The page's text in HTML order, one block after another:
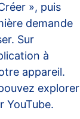
», puis
demande
Sur
à
appareil.
explorer
YouTube.